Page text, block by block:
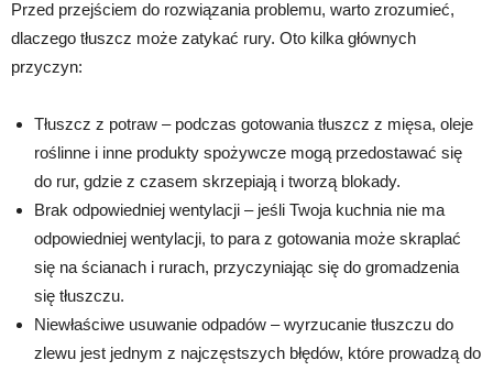
Przed przejściem do rozwiązania problemu, warto zrozumieć,
dlaczego tłuszcz może zatykać rury. Oto kilka głównych
przyczyn:
Tłuszcz z potraw – podczas gotowania tłuszcz z mięsa, oleje
roślinne i inne produkty spożywcze mogą przedostawać się
do rur, gdzie z czasem skrzepiają i tworzą blokady.
Brak odpowiedniej wentylacji – jeśli Twoja kuchnia nie ma
odpowiedniej wentylacji, to para z gotowania może skraplać
się na ścianach i rurach, przyczyniając się do gromadzenia
się tłuszczu.
Niewłaściwe usuwanie odpadów – wyrzucanie tłuszczu do
zlewu jest jednym z najczęstszych błędów, które prowadzą do